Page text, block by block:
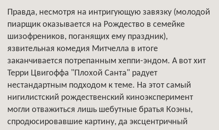
Правда, несмотря на интригующую завязку (молодой
пиарщик оказывается на Рождество в семейке
шизофреников, поганящих ему праздник),
язвительная комедия Митчелла в итоге
заканчивается потрепанным хеппи-эндом. А вот хит
Терри Цвигоффа "Плохой Санта" радует
нестандартным подходом к теме. На этот самый
нигилистский рождественский киноэксперимент
могли отважиться лишь шебутные братья Коэны,
спродюсировавшие картину, да эксцентричный